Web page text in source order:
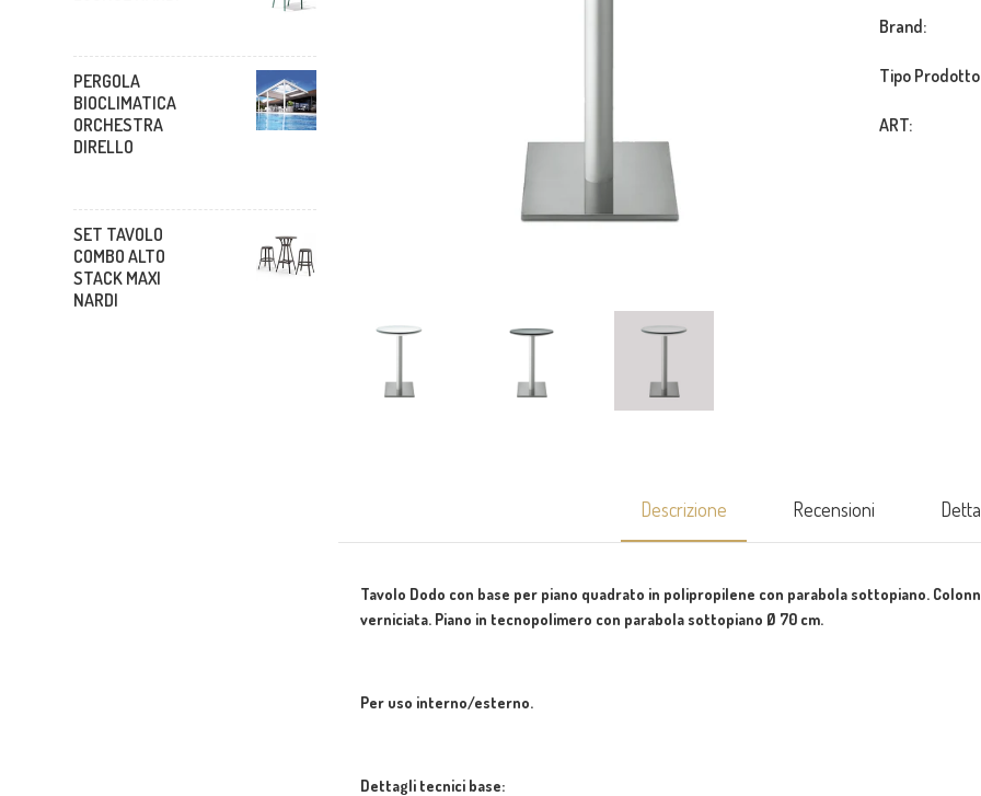
PERGOLA
BIOCLIMATICA
ORCHESTRA
DIRELLO
SET TAVOLO
COMBO ALTO
STACK MAXI
NARDI
Brand:
Tipo
ART:
Descrizione Recensioni
Tavolo Dodo con base per piano quadrato in polipropilene con parabola sottopiano.
verniciata. Piano in tecnopolimero con parabola sottopiano Ø 70 cm.
Per uso interno/esterno.
Dettagli tecnici base: